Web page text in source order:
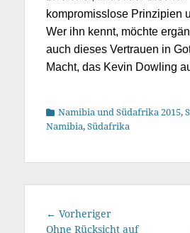
kompromisslose Prinzipien
Wer ihn kennt, möchte
auch dieses Vertrauen in
Macht, das Kevin Dowling
Kategorien
Namibia und Südafrika 2015,
Namibia, Südafrika
Beitragsnavigation
← VorherigerVorheriger
Beitrag:
Ohne Rücksicht auf